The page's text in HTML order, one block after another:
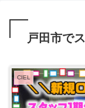
戸田市で
CIEL